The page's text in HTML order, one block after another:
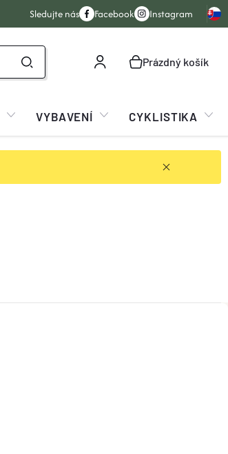
Sledujte nás Facebook Instagram
NÁKUPNÍ
Prázdný košík
VYBAVENÍ CYKLISTIKA